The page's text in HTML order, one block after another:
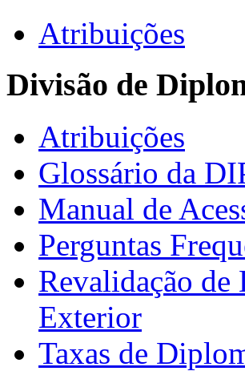
Atribuições
Divisão de
Atribuições
Glossário da
Manual de
Perguntas
Revalidação de
Exterior
Taxas de